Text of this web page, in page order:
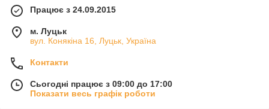
Працює з 24.09.2015
м. Луцьк
вул. Конякіна 16, Луцьк, Україна
Контакти
Сьогодні працює з 09:00 до 17:00
Показати весь графік роботи